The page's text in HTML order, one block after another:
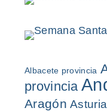
Albacete provincia
provincia
Aragón